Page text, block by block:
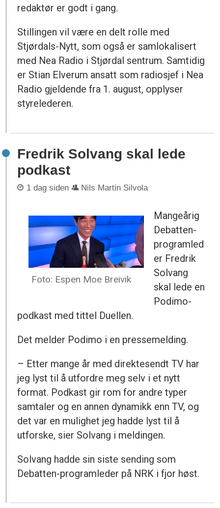
redaktør er godt i gang.
Stillingen vil være en delt rolle med
Stjørdals-Nytt, som også er samlokalisert
med Nea Radio i Stjørdal sentrum. Samtidig
er Stian Elverum ansatt som radiosjef i Nea
Radio gjeldende fra 1. august, opplyser
styrelederen.
Fredrik Solvang skal lede
podkast
1 dag siden Nils Martin Silvola
Foto: Espen Moe Breivik
Mangeårig
Debatten-
programled
er Fredrik
Solvang
skal lede en
Podimo-
podkast med tittel Duellen.
Det melder Podimo i en pressemelding.
– Etter mange år med direktesendt TV har
jeg lyst til å utfordre meg selv i et nytt
format. Podkast gir rom for andre typer
samtaler og en annen dynamikk enn TV, og
det var en mulighet jeg hadde lyst til å
utforske, sier Solvang i meldingen.
Solvang hadde sin siste sending som
Debatten-programleder på NRK i fjor høst.